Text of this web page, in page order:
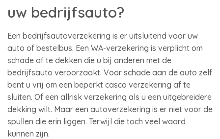
uw bedrijfsauto?
Een bedrijfsautoverzekering is er uitsluitend voor uw
auto of bestelbus. Een WA-verzekering is verplicht om
schade af te dekken die u bij anderen met de
bedrijfsauto veroorzaakt. Voor schade aan de auto zelf
bent u vrij om een beperkt casco verzekering af te
sluiten. Of een allrisk verzekering als u een uitgebreidere
dekking wilt. Maar een autoverzekering is er niet voor de
spullen die erin liggen. Terwijl die toch veel waard
kunnen zijn.